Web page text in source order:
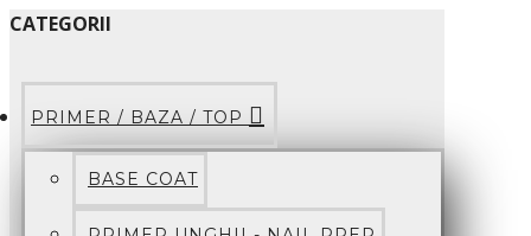
CATEGORII
PRIMER / BAZA / TOP
BASE COAT